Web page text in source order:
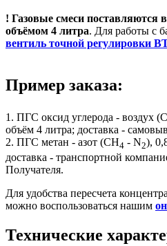
! Газовые смеси поставляются
объёмом 4 литра. Для работы с
вентиль точной регулировки
Пример заказа:
1. ПГС оксид углерода - воздух
объём 4 литра; доставка -
2. ПГС метан - азот (СН4 - N2),
доставка - транспортной
Получателя.
Для удобства пересчета
можно воспользоваться нашим
Технические